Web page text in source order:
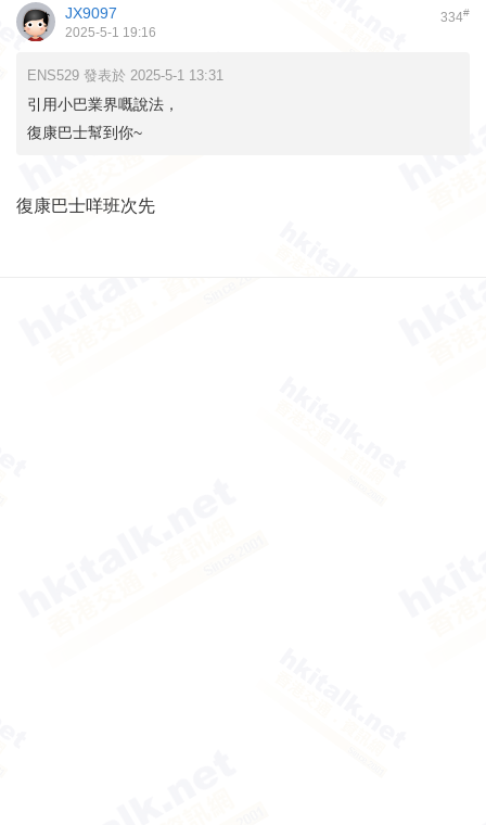
334#
JX9097
2025-5-1 19:16
ENS529 發表於 2025-5-1 13:31
引用小巴業界嘅說法，
復康巴士幫到你~
復康巴士咩班次先